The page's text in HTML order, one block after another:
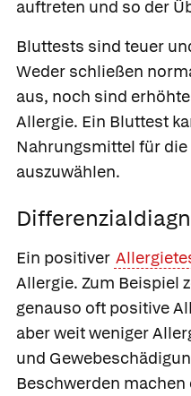
auftreten und so der
Bluttests sind teuer
Weder schließen
aus, noch sind
Allergie. Ein Bluttest
Nahrungsmittel für
auszuwählen.
Ein positiver
Allergie. Zum Beispiel
genauso oft positive
aber weit weniger
und
Beschwerden